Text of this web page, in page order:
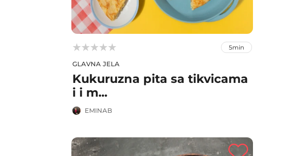


 5min
GLAVNA JELA
Kukuruzna pita sa tikvicama
i i m...
EMINAB